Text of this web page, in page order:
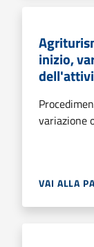
inizio,
variazione
VAI ALLA